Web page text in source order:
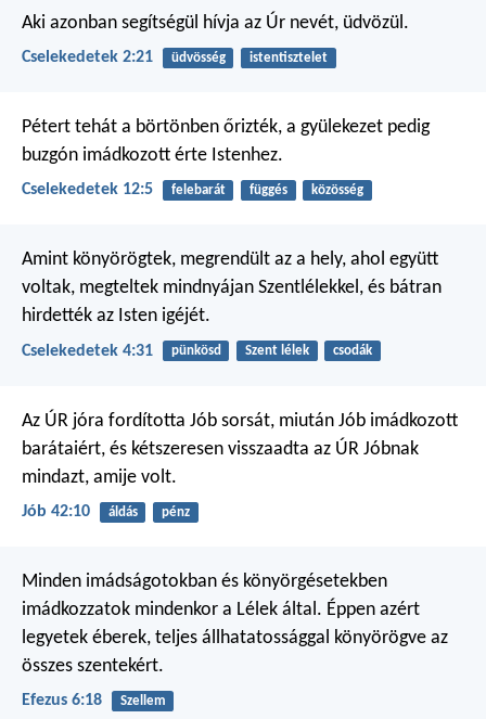
Aki azonban segítségül hívja az Úr nevét, üdvözül.
Cselekedetek 2:21 üdvösség istentisztelet
Pétert tehát a börtönben őrizték, a gyülekezet pedig
buzgón imádkozott érte Istenhez.
Cselekedetek 12:5 felebarát függés közösség
Amint könyörögtek, megrendült az a hely, ahol együtt
voltak, megteltek mindnyájan Szentlélekkel, és bátran
hirdették az Isten igéjét.
Cselekedetek 4:31 pünkösd Szent lélek csodák
Az ÚR jóra fordította Jób sorsát, miután Jób imádkozott
barátaiért, és kétszeresen visszaadta az ÚR Jóbnak
mindazt, amije volt.
Jób 42:10 áldás pénz
Minden imádságotokban és könyörgésetekben
imádkozzatok mindenkor a Lélek által. Éppen azért
legyetek éberek, teljes állhatatossággal könyörögve az
összes szentekért.
Efezus 6:18 Szellem